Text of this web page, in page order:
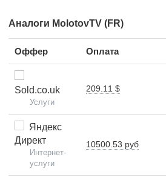
Аналоги MolotovTV (FR)
Оффер Оплата
Sold.co.uk
Услуги
209.11 $
Яндекс
Директ
Интернет-
услуги
10500.53 руб